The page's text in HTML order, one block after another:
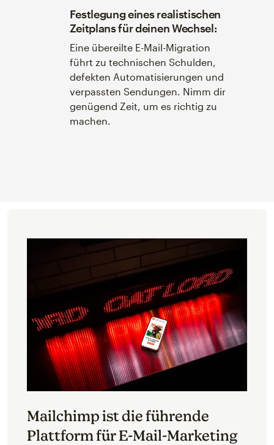
Festlegung eines realistischen
Zeitplans für deinen Wechsel:
Eine übereilte E-Mail-Migration
führt zu technischen Schulden,
defekten Automatisierungen und
verpassten Sendungen. Nimm dir
genügend Zeit, um es richtig zu
machen.
Mailchimp ist die führende
Plattform für E-Mail-Marketing